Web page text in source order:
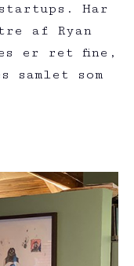
Har
af Ryan
er ret fine,
samlet som